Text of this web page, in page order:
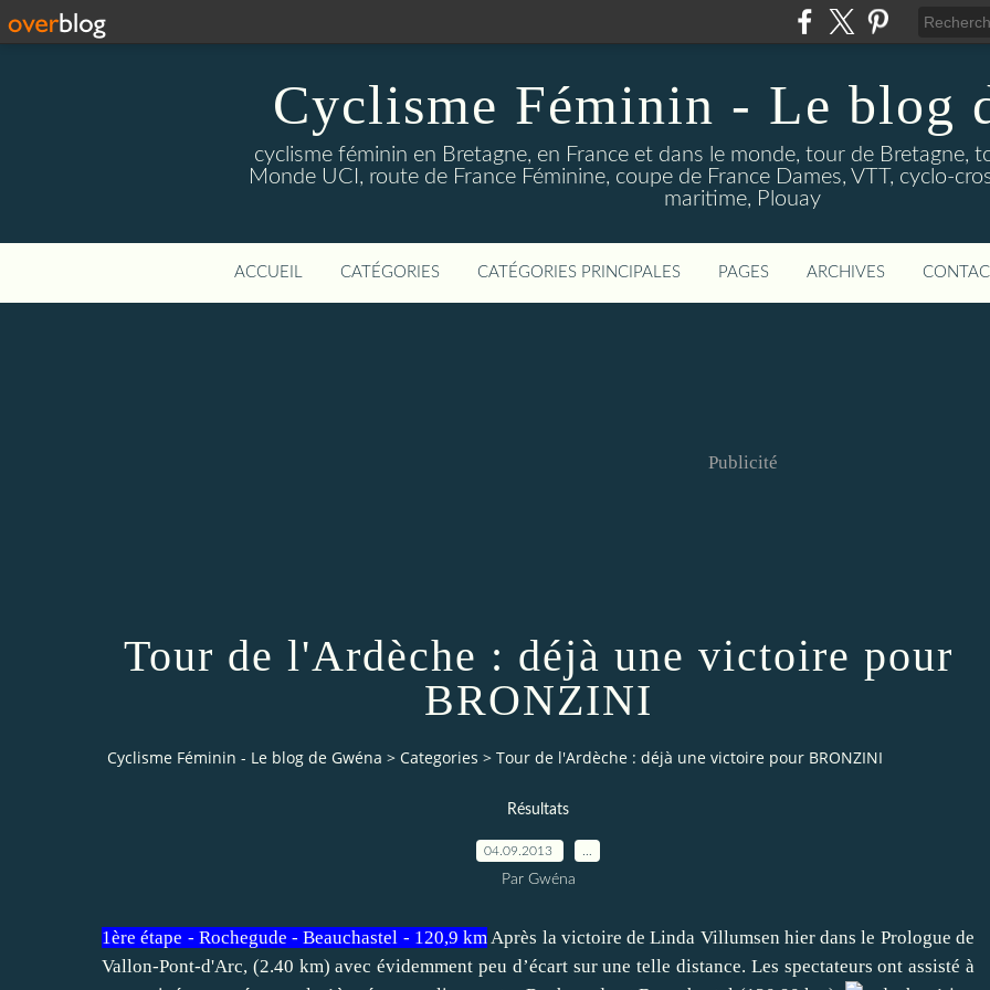
Cyclisme Féminin - Le blog
cyclisme féminin en Bretagne, en France et dans le monde, tour de Bretagne,
Monde UCI, route de France Féminine, coupe de France Dames, VTT, cyclo-
maritime, Plouay
ACCUEIL CATÉGORIES CATÉGORIES PRINCIPALES PAGES ARCHIVES
Publicité
Tour de l'Ardèche : déjà une victoire pour
BRONZINI
Cyclisme Féminin - Le blog de Gwéna > Categories > Tour de l'Ardèche : déjà une victoire pour BRONZINI
Résultats
04.09.2013
Par Gwéna
1ère étape - Rochegude - Beauchastel - 120,9 km Après la victoire de Linda Villumsen hier dans le Prologue de
Vallon-Pont-d'Arc, (2.40 km) avec évidemment peu d’écart sur une telle distance. Les spectateurs ont assisté à